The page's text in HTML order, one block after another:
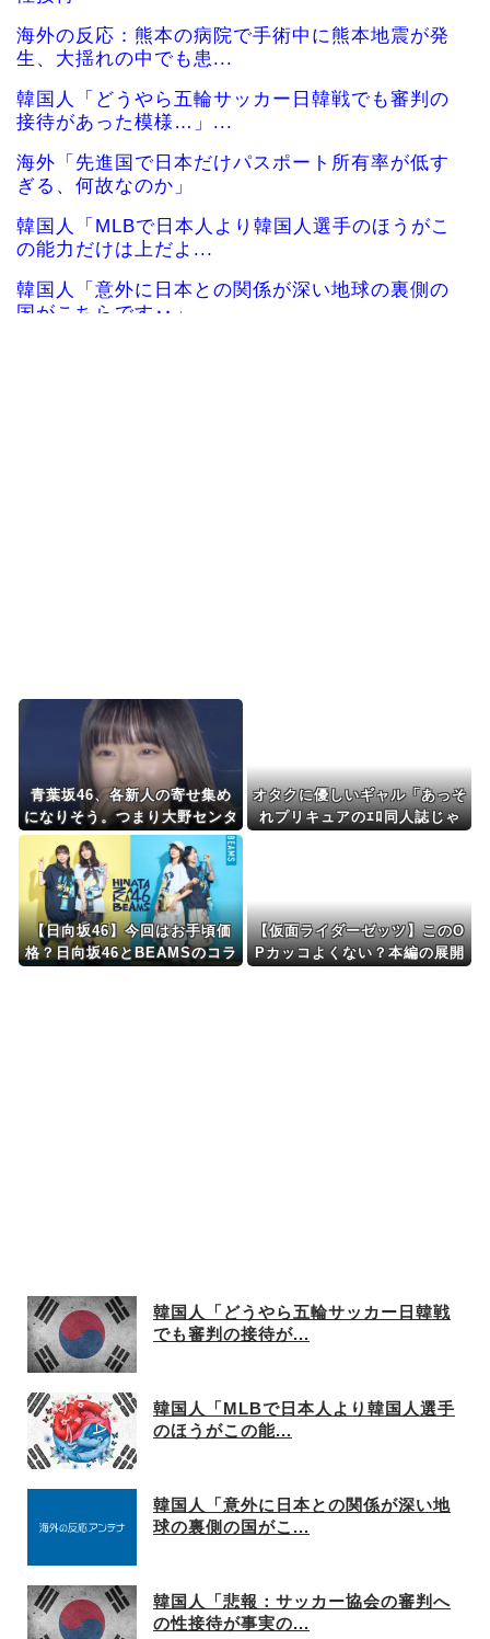
海外の反応：熊本の病院で手術中に熊本地震が発
生、大揺れの中でも患...
韓国人「どうやら五輪サッカー日韓戦でも審判の
接待があった模様…」...
海外「先進国で日本だけパスポート所有率が低す
ぎる、何故なのか」
韓国人「MLBで日本人より韓国人選手のほうがこ
の能力だけは上だよ...
韓国人「意外に日本との関係が深い地球の裏側の
国がこちらです‥」→...
Powered by livedoor 相互RSS
青葉坂46、各新人の寄せ集め
になりそう。つまり大野センタ
ーだな
オタクに優しいギャル「あっそ
れプリキュアのｴﾛ同人誌じゃ
【日向坂46】今回はお手頃価
格？日向坂46とBEAMSのコラ
【仮面ライダーゼッツ】このO
Pカッコよくない？本編の展開
韓国人「どうやら五輪サッカー日韓戦
でも審判の接待が...
韓国人「MLBで日本人より韓国人選手
のほうがこの能...
韓国人「意外に日本との関係が深い地
球の裏側の国がこ...
韓国人「悲報：サッカー協会の審判へ
の性接待が事実の...